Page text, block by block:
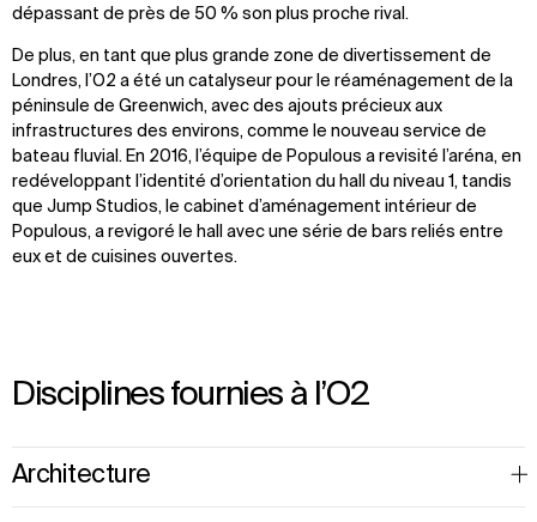
dépassant de près de 50 % son plus proche rival.
De plus, en tant que plus grande zone de divertissement de
Londres, l’O2 a été un catalyseur pour le réaménagement de la
péninsule de Greenwich, avec des ajouts précieux aux
infrastructures des environs, comme le nouveau service de
bateau fluvial. En 2016, l’équipe de Populous a revisité l’aréna, en
redéveloppant l’identité d’orientation du hall du niveau 1, tandis
que Jump Studios, le cabinet d’aménagement intérieur de
Populous, a revigoré le hall avec une série de bars reliés entre
eux et de cuisines ouvertes.
Disciplines fournies à l’O2
Architecture